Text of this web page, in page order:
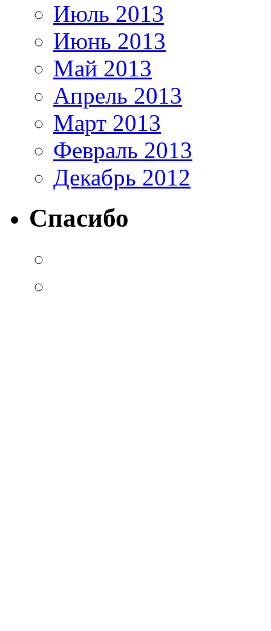
Июль 2013
Июнь 2013
Май 2013
Апрель 2013
Март 2013
Февраль 2013
Декабрь 2012
Спасибо